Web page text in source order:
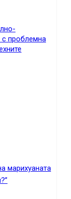
с проблемна
марихуаната